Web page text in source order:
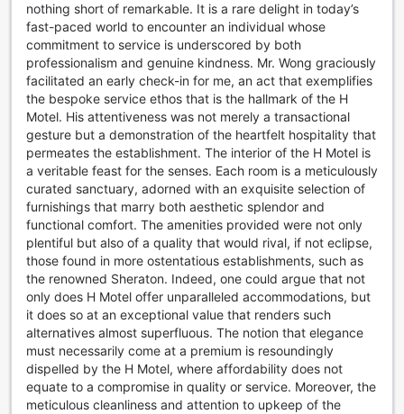
nothing short of remarkable. It is a rare delight in today’s
fast-paced world to encounter an individual whose
commitment to service is underscored by both
professionalism and genuine kindness. Mr. Wong graciously
facilitated an early check-in for me, an act that exemplifies
the bespoke service ethos that is the hallmark of the H
Motel. His attentiveness was not merely a transactional
gesture but a demonstration of the heartfelt hospitality that
permeates the establishment. The interior of the H Motel is
a veritable feast for the senses. Each room is a meticulously
curated sanctuary, adorned with an exquisite selection of
furnishings that marry both aesthetic splendor and
functional comfort. The amenities provided were not only
plentiful but also of a quality that would rival, if not eclipse,
those found in more ostentatious establishments, such as
the renowned Sheraton. Indeed, one could argue that not
only does H Motel offer unparalleled accommodations, but
it does so at an exceptional value that renders such
alternatives almost superfluous. The notion that elegance
must necessarily come at a premium is resoundingly
dispelled by the H Motel, where affordability does not
equate to a compromise in quality or service. Moreover, the
meticulous cleanliness and attention to upkeep of the